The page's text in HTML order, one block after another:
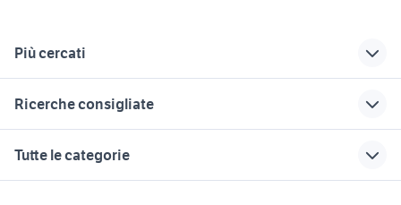
Più cercati
Patenora
fiat colle sannita
Ricerche consigliate
provincia
auto Dovera
fasolin
Tutte le categorie